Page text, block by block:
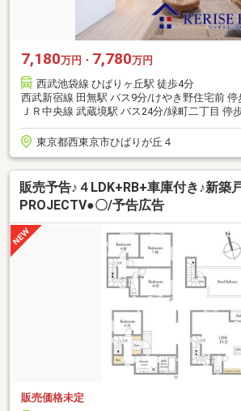
7,180万円・ 7,780万円
西武池袋線 ひばりヶ丘駅 徒歩4分
西武新宿線 田無駅 バス9分/けやき野住宅前 停
ＪＲ中央線 武蔵境駅 バス24分/緑町二丁目 停
東京都西東京市ひばりが丘４
販売予告♪４LDK+RB+車庫付き♪新築
PROJECTⅤ●〇/予告広告
販売価格未定